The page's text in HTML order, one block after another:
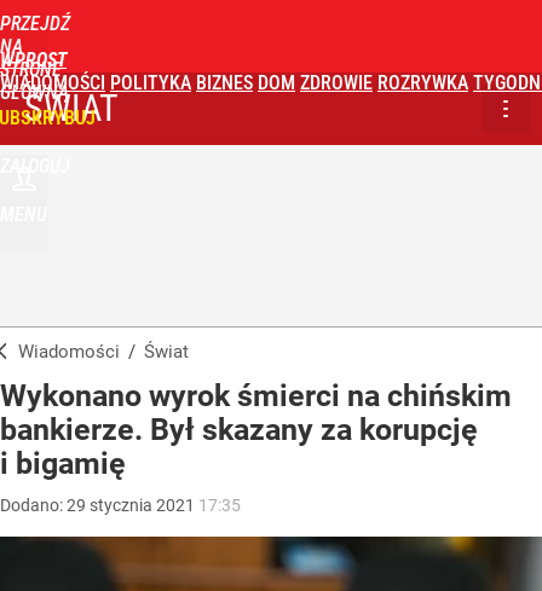
PRZEJDŹ
NA
STRONĘ
GŁÓWNĄ
WPROST
WIADOMOŚCI POLITYKA BIZNES DOM ZDROWIE ROZRYWKA
ŚWIAT
Wiadomości / Świat
Wykonano wyrok śmierci na chińskim
bankierze. Był skazany za korupcję
i bigamię
Dodano:29 stycznia 2021 17:35